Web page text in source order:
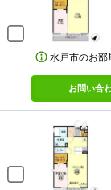
水戸市のお部
お問い合